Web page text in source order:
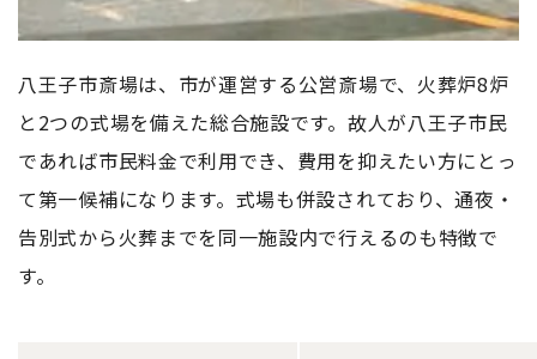
八王子市斎場は、市が運営する公営斎場で、火葬炉8炉
と2つの式場を備えた総合施設です。故人が八王子市民
であれば市民料金で利用でき、費用を抑えたい方にとっ
て第一候補になります。式場も併設されており、通夜・
告別式から火葬までを同一施設内で行えるのも特徴で
す。